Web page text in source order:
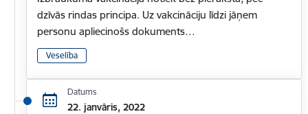
dzīvās rindas principa. Uz vakcināciju līdzi jāņem
personu apliecinošs dokuments…
Veselība
Datums
22. janvāris, 2022